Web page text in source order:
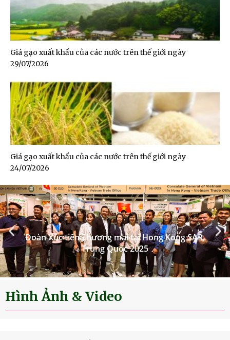
Giá gạo xuất khẩu của các nước trên thế giới ngày
29/07/2026
Giá gạo xuất khẩu của các nước trên thế giới ngày
24/07/2026
Hình Ảnh & Video